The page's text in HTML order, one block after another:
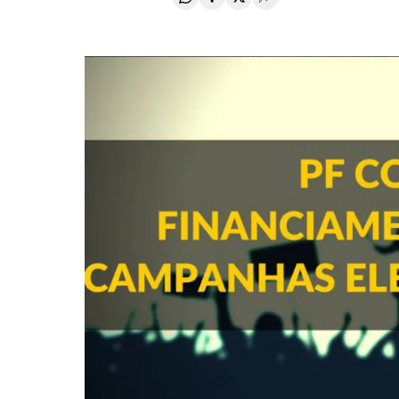
Compartir en Whatsapp
Compartir en Facebook
Compartir en Twitter
Desplegar Redes